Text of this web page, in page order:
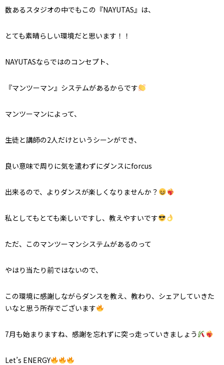
数あるスタジオの中でもこの『NAYUTAS』は、
とても素晴らしい環境だと思います！！
NAYUTASならではのコンセプト、
『マンツーマン』システムがあるからです
マンツーマンによって、
生徒と講師の2人だけというシーンができ、
良い意味で周りに気を遣わずにダンスにforcus
出来るので、よりダンスが楽しくなりませんか？
私としてもとても楽しいですし、教えやすいです
ただ、このマンツーマンシステムがあるのって
やはり当たり前ではないので、
この環境に感謝しながらダンスを教え、教わり、シェアしていきた
いなと思う所存でございます
7月も始まりますね、感謝を忘れずに突っ走っていきましょう
Let’s ENERGY